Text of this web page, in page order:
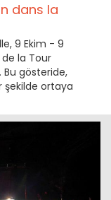
dans la
9 Ekim - 9
de la Tour
Bu gösteride,
şekilde ortaya